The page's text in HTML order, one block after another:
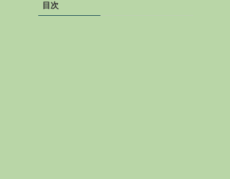
目次